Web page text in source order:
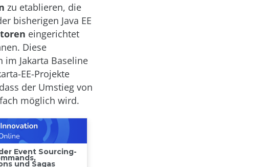
zu etablieren, die
bisherigen Java EE
eingerichtet
Diese
Jakarta Baseline
EE-Projekte
der Umstieg von
möglich wird.